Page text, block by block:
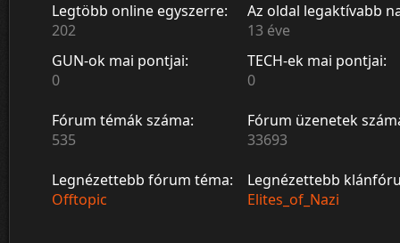
Legtöbb online egyszerre:
202
Az oldal legaktívabb
13 éve
GUN-ok mai pontjai:
0
TECH-ek mai pontjai:
0
Fórum témák száma:
535
Fórum üzenetek
33693
Legnézettebb fórum téma:
Offtopic
Legnézettebb
Elites_of_Nazi